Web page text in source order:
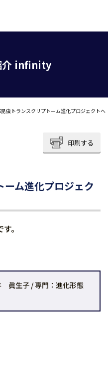
介 infinity
虫トランスクリプトーム進化プロジェクトへ
印刷する
ム進化プロジェク
。
眞生子 / 専門：進化形態